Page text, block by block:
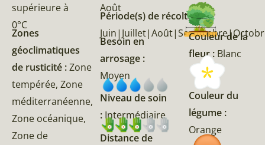
supérieure à
0°C
Zones
géoclimatiques
de rusticité :Zone
tempérée, Zone
méditerranéenne,
Zone océanique,
Zone de
Août
Période(s) de récolte :
Besoin en
arrosage :
Moyen
Niveau de soin
: Intermédiaire
Distance de
Couleur de la
fleur : Blanc
Couleur du
légume :
Orange